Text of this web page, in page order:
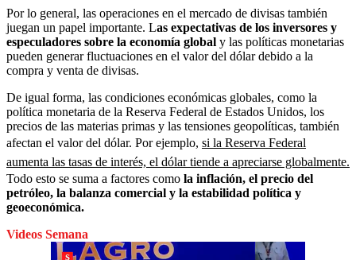
Por lo general, las operaciones en el mercado de divisas también
juegan un papel importante. Las expectativas de los inversores y
especuladores sobre la economía global y las políticas monetarias
pueden generar fluctuaciones en el valor del dólar debido a la
compra y venta de divisas.
De igual forma, las condiciones económicas globales, como la
política monetaria de la Reserva Federal de Estados Unidos, los
precios de las materias primas y las tensiones geopolíticas, también
afectan el valor del dólar. Por ejemplo, si la Reserva Federal
aumenta las tasas de interés, el dólar tiende a apreciarse globalmente.
Todo esto se suma a factores como la inflación, el precio del
petróleo, la balanza comercial y la estabilidad política y
geoeconómica.
Videos Semana